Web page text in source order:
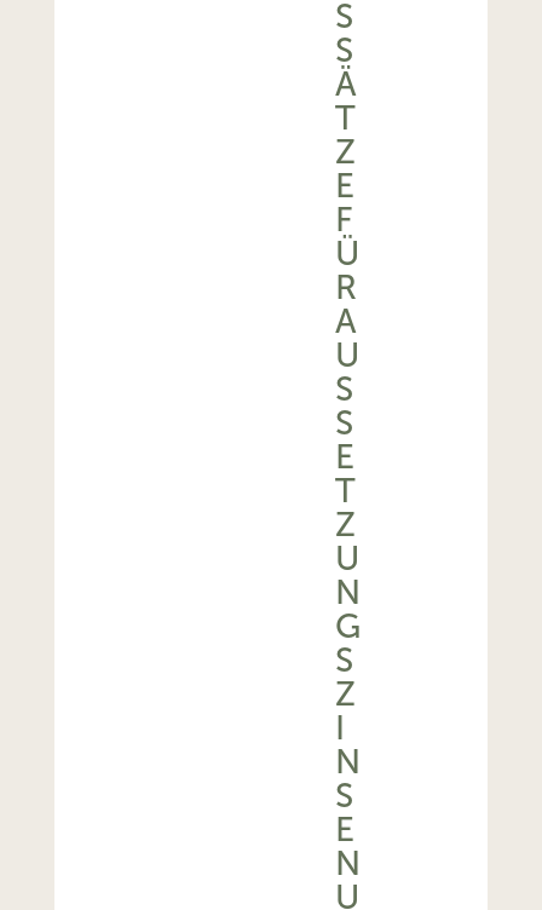
S
S
Ä
T
Z
E
F
Ü
R
A
U
S
S
E
T
Z
U
N
G
S
Z
I
N
S
E
N
U